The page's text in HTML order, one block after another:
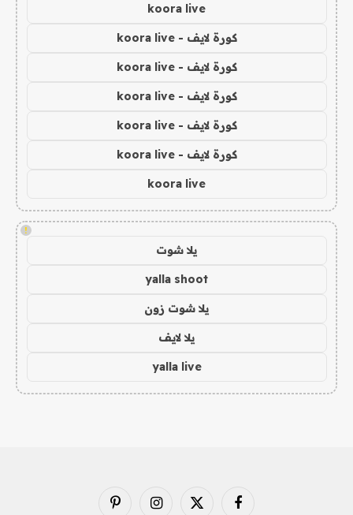
koora live
كورة لايف - koora live
كورة لايف - koora live
كورة لايف - koora live
كورة لايف - koora live
كورة لايف - koora live
koora live
!
يلا شوت
yalla shoot
يلا شوت زون
يلا لايف
yalla live
فيسبوك X الانستغرامبينتيريست